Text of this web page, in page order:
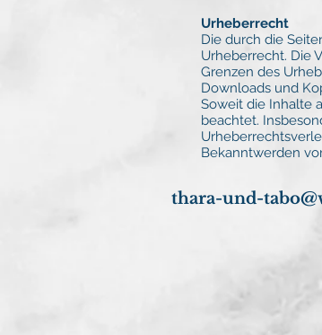
Urheberrecht
Die durch die
Urheberrecht. Die
Grenzen des
Downloads und
Soweit die Inhalte
beachtet.
Bekanntwerden
thara-und-